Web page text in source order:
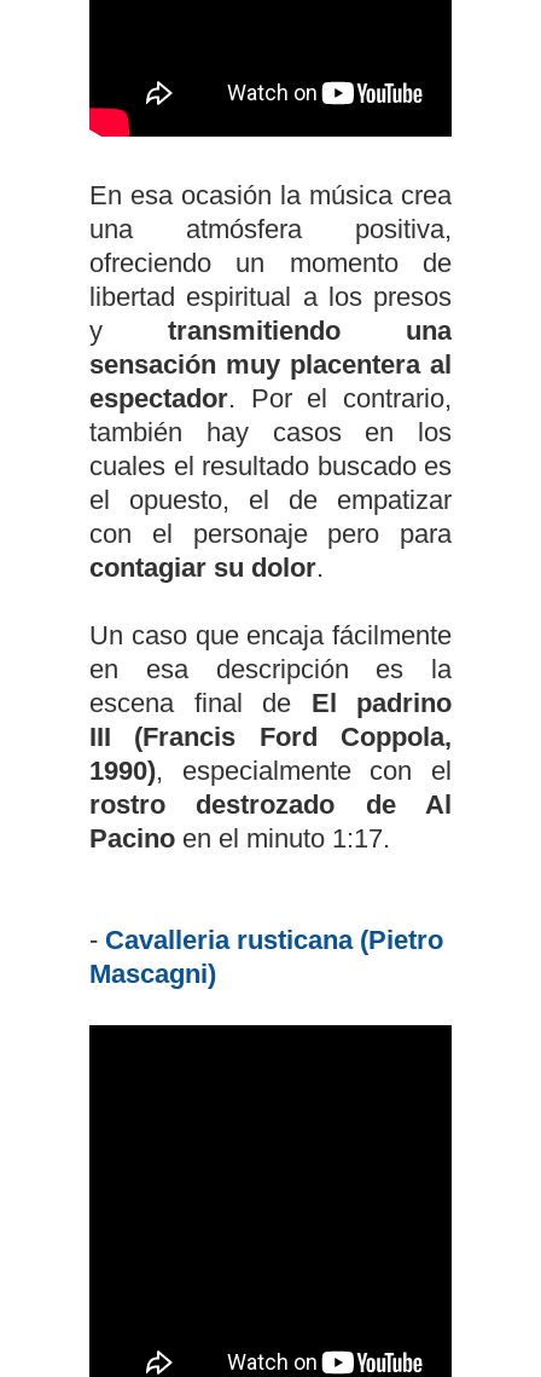
En esa ocasión la música crea
una atmósfera positiva,
ofreciendo un momento de
libertad espiritual a los presos
y transmitiendo una
sensación muy placentera al
espectador. Por el contrario,
también hay casos en los
cuales el resultado buscado es
el opuesto, el de empatizar
con el personaje pero para
contagiar su dolor.
Un caso que encaja fácilmente
en esa descripción es la
escena final de El padrino
III (Francis Ford Coppola,
1990), especialmente con el
rostro destrozado de Al
Pacino en el minuto 1:17.
- Cavalleria rusticana (Pietro
Mascagni)